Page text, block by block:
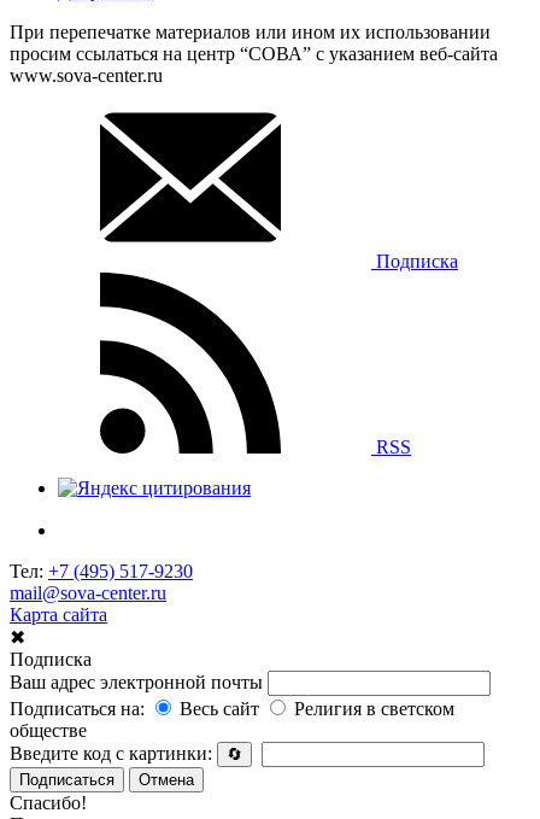
При перепечатке материалов или ином их использовании
просим ссылаться на центр “СОВА” с указанием веб-сайта
www.sova-center.ru
Подписка
RSS
Тел: +7 (495) 517-9230
mail@sova-center.ru
Карта сайта
✖
Подписка
Ваш адрес электронной почты
Подписаться на:
Весь сайт
Религия в светском
обществе
Введите код с картинки:
🔄
Подписаться
Отмена
Спасибо!